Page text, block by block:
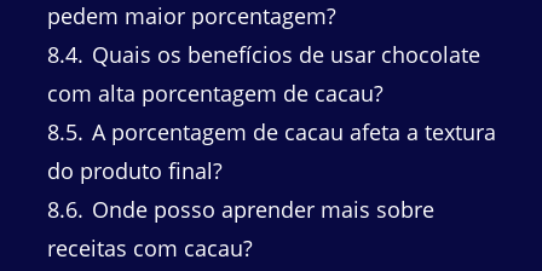
pedem maior porcentagem?
8.4 Quais os benefícios de usar chocolate
com alta porcentagem de cacau?
8.5 A porcentagem de cacau afeta a textura
do produto final?
8.6 Onde posso aprender mais sobre
receitas com cacau?